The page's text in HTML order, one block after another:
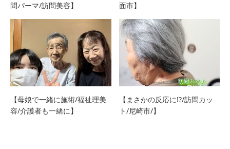
問パーマ/訪問美容】
面市】
【母娘で一緒に施術/福祉理美
容/介護者も一緒に】
【まさかの反応に!?/訪問カッ
ト/尼崎市/】